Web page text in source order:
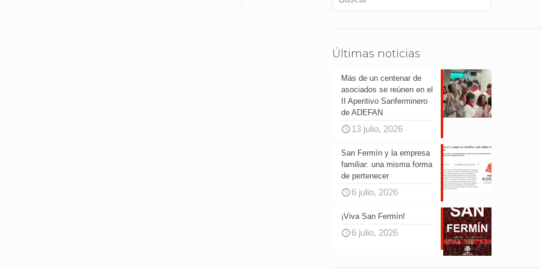
Últimas noticias
Más de un centenar de
asociados se reúnen en el
II Aperitivo Sanferminero
de ADEFAN
13 julio, 2026
San Fermín y la empresa
familiar: una misma forma
de pertenecer
6 julio, 2026
¡Viva San Fermín!
6 julio, 2026